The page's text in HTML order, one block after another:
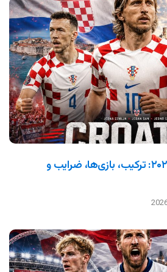
کرواسی در جام جهانی ۲۰۲۶: ترکیب، بازی‌ها، ضرایب و